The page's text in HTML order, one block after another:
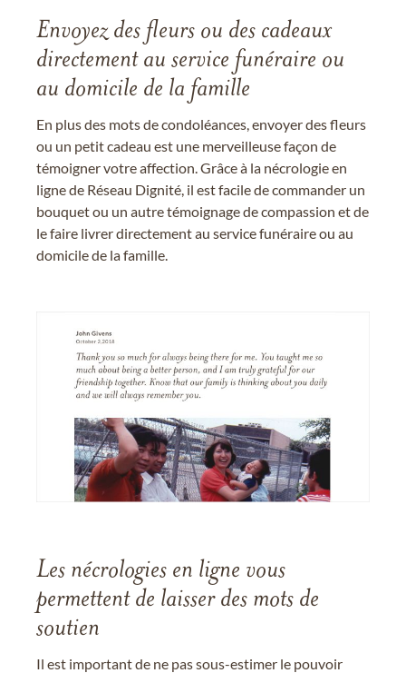
Envoyez des fleurs ou des cadeaux
directement au service funéraire ou
au domicile de la famille
En plus des mots de condoléances, envoyer des fleurs
ou un petit cadeau est une merveilleuse façon de
témoigner votre affection. Grâce à la nécrologie en
ligne de Réseau Dignité, il est facile de commander un
bouquet ou un autre témoignage de compassion et de
le faire livrer directement au service funéraire ou au
domicile de la famille.
Les nécrologies en ligne vous
permettent de laisser des mots de
soutien
Il est important de ne pas sous-estimer le pouvoir